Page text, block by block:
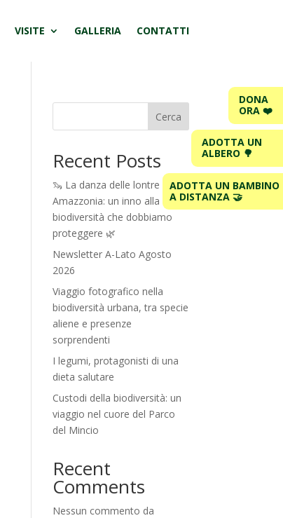
VISITE GALLERIA CONTATTI
Cerca
Recent Posts
🦦 La danza delle lontre in
Amazzonia: un inno alla
biodiversità che dobbiamo
proteggere 🌿
Newsletter A-Lato Agosto
2026
Viaggio fotografico nella
biodiversità urbana, tra specie
aliene e presenze
sorprendenti
I legumi, protagonisti di una
dieta salutare
Custodi della biodiversità: un
viaggio nel cuore del Parco
del Mincio
Recent
Comments
Nessun commento da
DONA
ORA ❤️
ADOTTA UN
ALBERO 🌳
ADOTTA UN BAMBINO
A DISTANZA 🤝